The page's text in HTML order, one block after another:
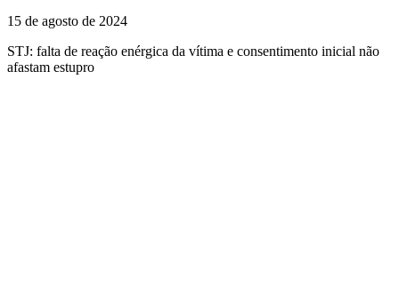
15 de agosto de 2024
STJ: falta de reação enérgica da vítima e consentimento inicial não
afastam estupro